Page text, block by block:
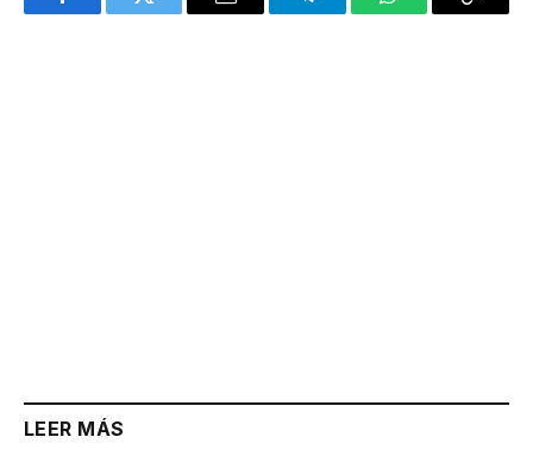
FacebookTwitter Email TelegramWhatsAppCopy
LEER MÁS